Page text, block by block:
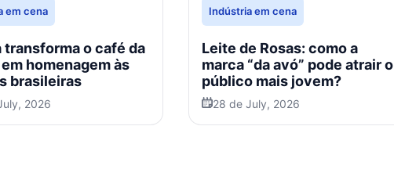
em cena
transforma o café da
homenagem às
brasileiras
2026
Indústria em cena
Leite de Rosas: como a
marca “da avó” pode atrair o
público mais jovem?
28 de July, 2026